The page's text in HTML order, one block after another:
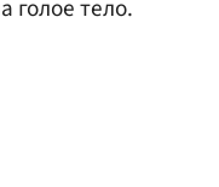
голое тело.